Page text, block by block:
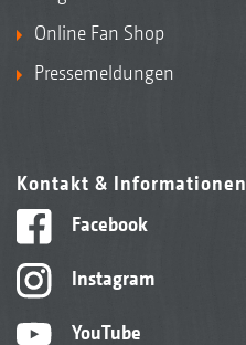
Online Fan Shop
Pressemeldungen
Kontakt & Informationen
Facebook
Instagram
YouTube